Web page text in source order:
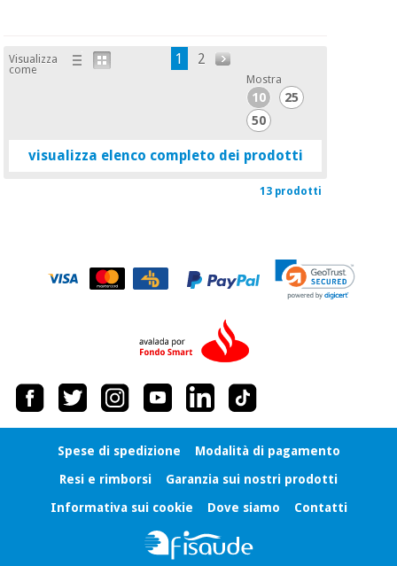
Visualizza
come
1 2
Mostra
10
25
50
visualizza elenco completo dei prodotti
13 prodotti
Spese di spedizione
Modalità di pagamento
Resi e rimborsi
Garanzia sui nostri prodotti
Informativa sui cookie
Dove siamo Contatti